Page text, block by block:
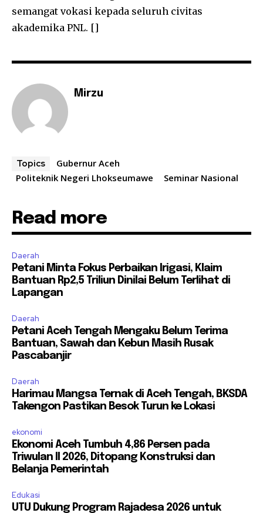
semangat vokasi kepada seluruh civitas
akademika PNL. []
Mirzu
Topics
Gubernur Aceh
Politeknik Negeri Lhokseumawe
Seminar Nasional
Read more
Daerah
Petani Minta Fokus Perbaikan Irigasi, Klaim
Bantuan Rp2,5 Triliun Dinilai Belum Terlihat di
Lapangan
Daerah
Petani Aceh Tengah Mengaku Belum Terima
Bantuan, Sawah dan Kebun Masih Rusak
Pascabanjir
Daerah
Harimau Mangsa Ternak di Aceh Tengah, BKSDA
Takengon Pastikan Besok Turun ke Lokasi
ekonomi
Ekonomi Aceh Tumbuh 4,86 Persen pada
Triwulan II 2026, Ditopang Konstruksi dan
Belanja Pemerintah
Edukasi
UTU Dukung Program Rajadesa 2026 untuk